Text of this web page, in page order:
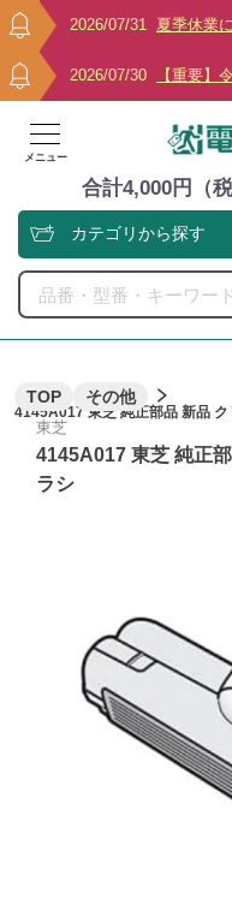
2026/07/31 夏季休業
2026/07/30 【重要】
メニュー
合計4,000円（
TOP その他
4145A017 東芝 純正部品 新品
東芝
4145A017 東芝 純正
ラシ